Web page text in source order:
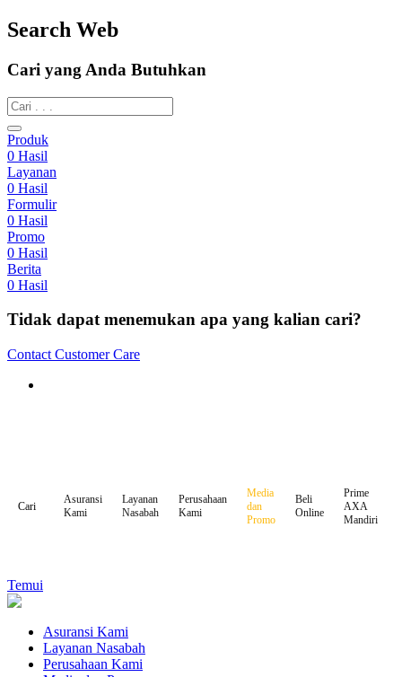
Search Web
Cari yang Anda Butuhkan
Produk
0 Hasil
Layanan
0 Hasil
Formulir
0 Hasil
Promo
0 Hasil
Berita
0 Hasil
Tidak dapat menemukan apa yang kalian cari?
Contact Customer Care
Cari
Asuransi
Kami
Layanan
Nasabah
Perusahaan
Kami
Media
dan
Promo
Beli
Online
Prime
AXA
Mandiri
Temui
Asuransi Kami
Layanan Nasabah
Perusahaan Kami